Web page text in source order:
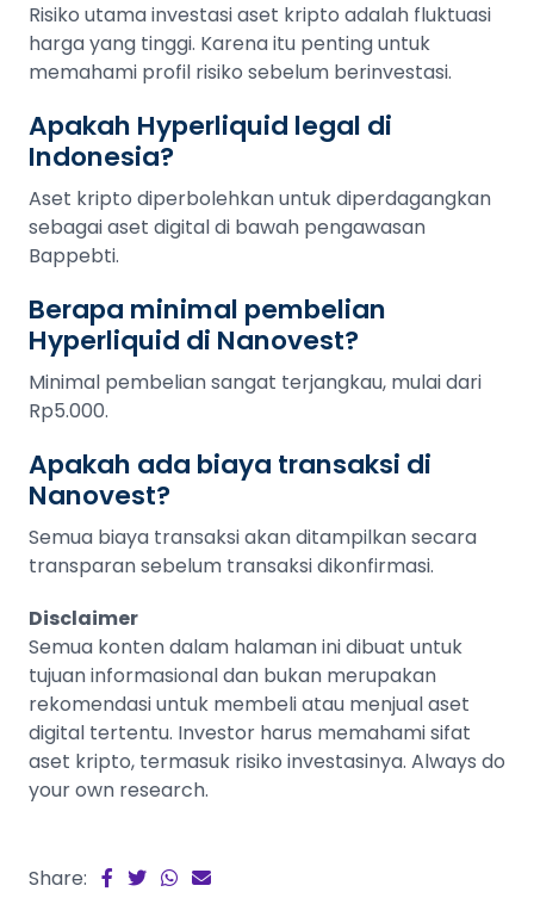
Risiko utama investasi aset kripto adalah fluktuasi
harga yang tinggi. Karena itu penting untuk
memahami profil risiko sebelum berinvestasi.
Apakah Hyperliquid legal di
Indonesia?
Aset kripto diperbolehkan untuk diperdagangkan
sebagai aset digital di bawah pengawasan
Bappebti.
Berapa minimal pembelian
Hyperliquid di Nanovest?
Minimal pembelian sangat terjangkau, mulai dari
Rp5.000.
Apakah ada biaya transaksi di
Nanovest?
Semua biaya transaksi akan ditampilkan secara
transparan sebelum transaksi dikonfirmasi.
Disclaimer
Semua konten dalam halaman ini dibuat untuk
tujuan informasional dan bukan merupakan
rekomendasi untuk membeli atau menjual aset
digital tertentu. Investor harus memahami sifat
aset kripto, termasuk risiko investasinya. Always do
your own research.
Share: